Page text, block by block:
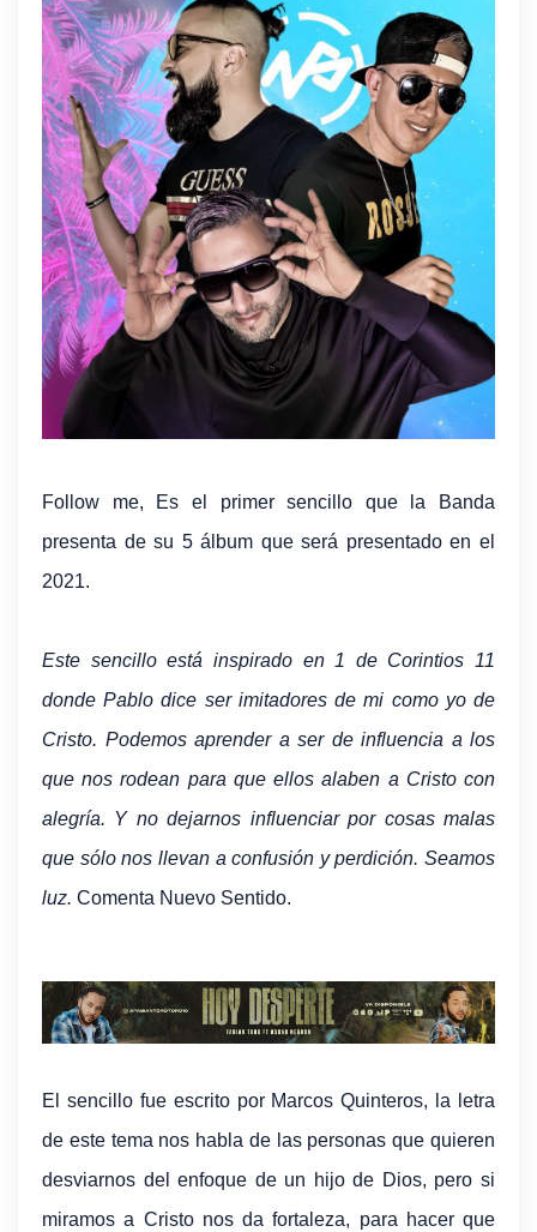
Follow me, Es el primer sencillo que la Banda
presenta de su 5 álbum que será presentado en el
2021.
Este sencillo está inspirado en 1 de Corintios 11
donde Pablo dice ser imitadores de mi como yo de
Cristo. Podemos aprender a ser de influencia a los
que nos rodean para que ellos alaben a Cristo con
alegría. Y no dejarnos influenciar por cosas malas
que sólo nos llevan a confusión y perdición. Seamos
luz. Comenta Nuevo Sentido.
El sencillo fue escrito por Marcos Quinteros, la letra
de este tema nos habla de las personas que quieren
desviarnos del enfoque de un hijo de Dios, pero si
miramos a Cristo nos da fortaleza, para hacer que